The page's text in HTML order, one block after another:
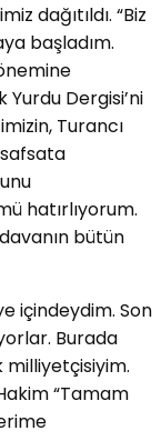
dağıtıldı. “Biz
başladım.
Yurdu Dergisi’ni
Turancı
safsata
hatırlıyorum.
bütün
içindeydim. Son
Burada
milliyetçisiyim.
“Tamam